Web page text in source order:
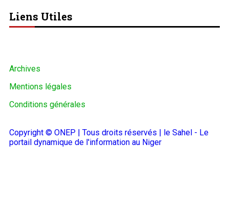
Liens Utiles
Archives
Mentions légales
Conditions générales
Copyright © ONEP | Tous droits réservés | le Sahel - Le
portail dynamique de l'information au Niger